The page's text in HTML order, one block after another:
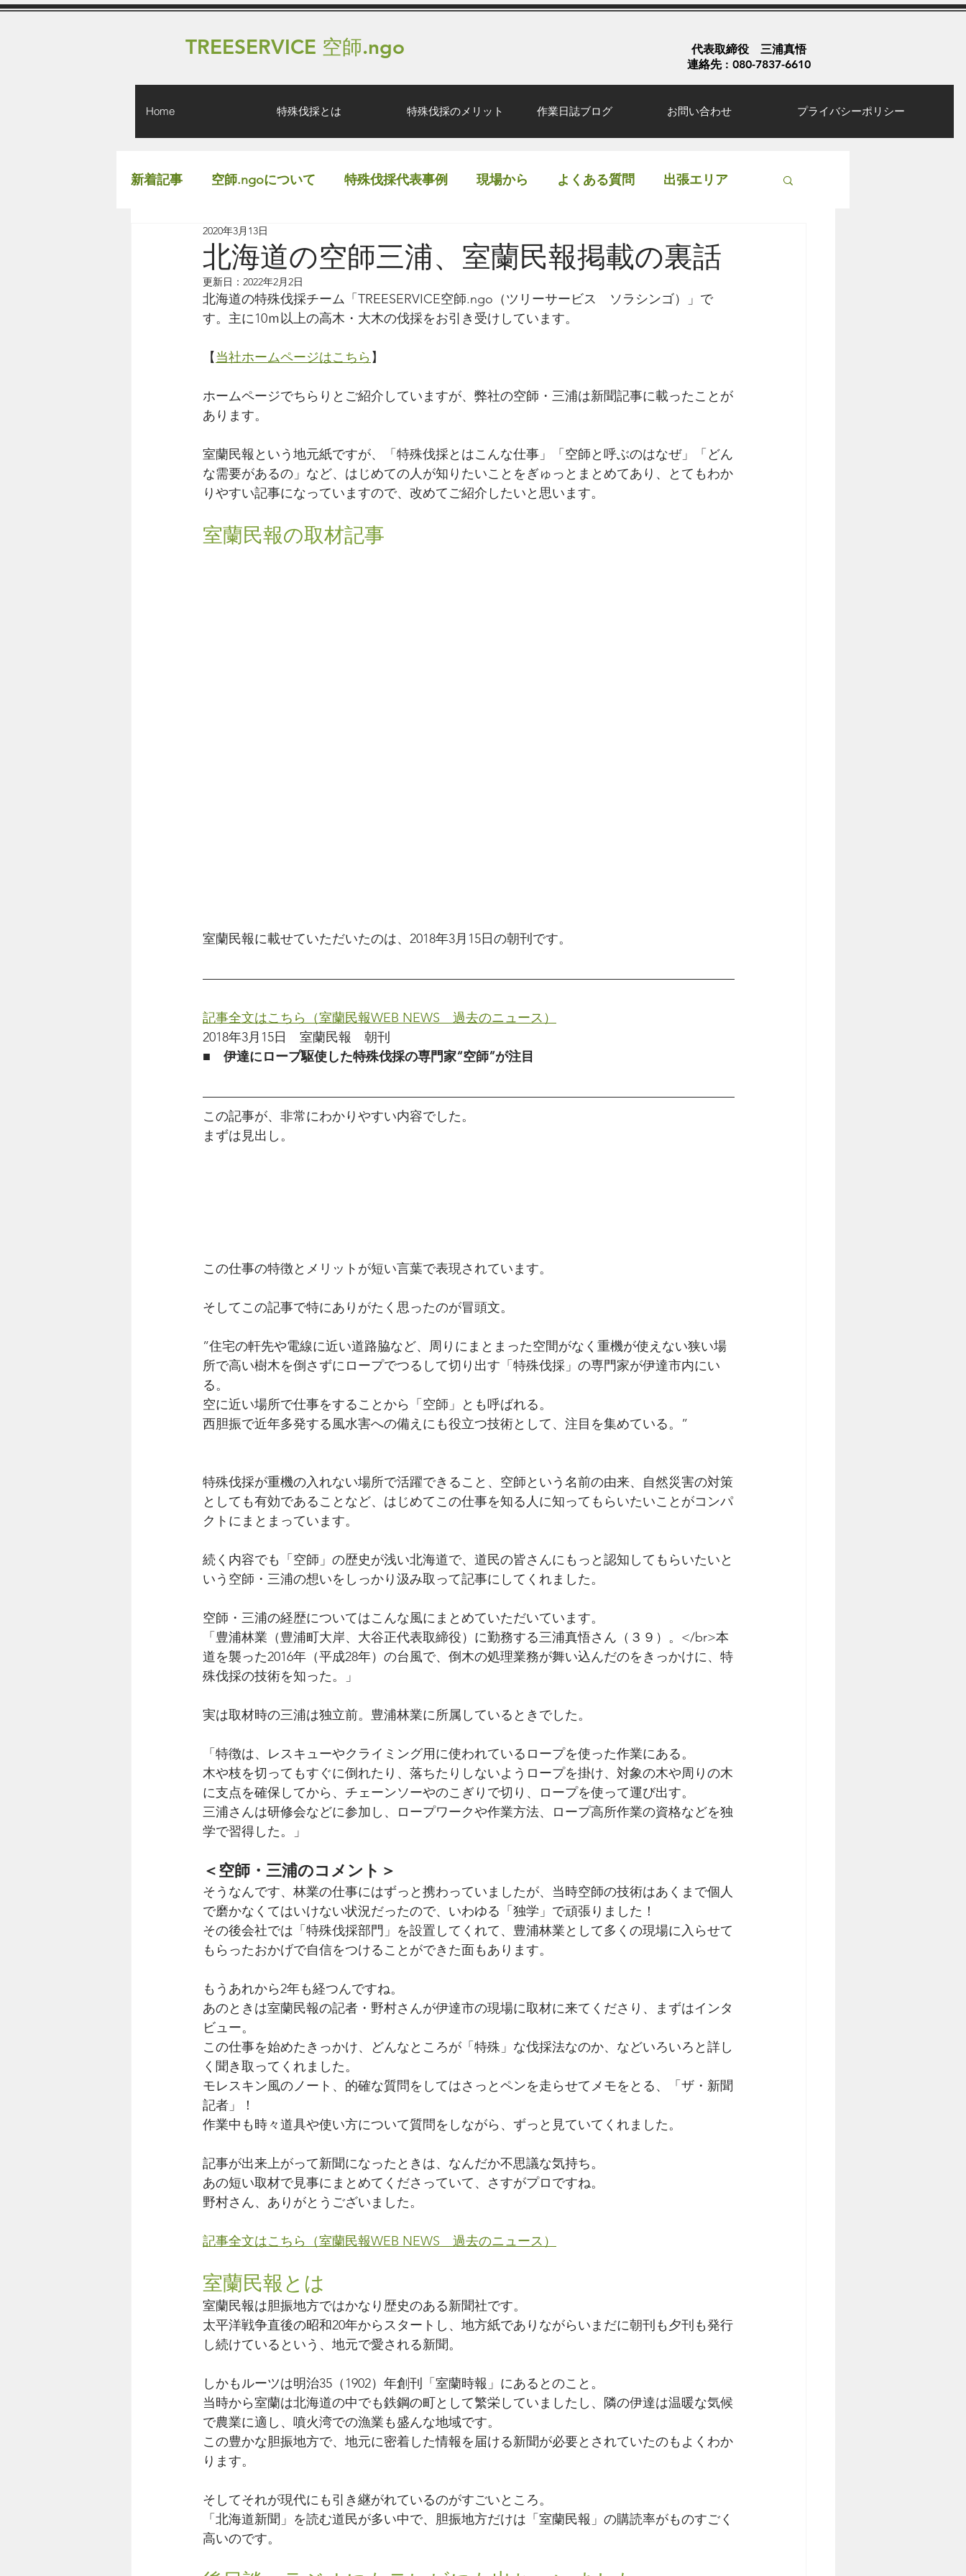
TREESERVICE 空師.ngo
代表取締役 三浦真悟
連絡先 : 080-7837-6610
Home 特殊伐採とは 特殊伐採のメリット 作業日誌ブログ お問い合わせ プライバシーポリシー
新着記事 空師.ngoについて 特殊伐採代表事例 現場から よくある質問 出張エリア
北海道の空師三浦、室蘭民報掲載の裏話
2020年3月13日
更新日： 2022年2月2日
北海道の特殊伐採チーム「TREESERVICE空師.ngo（ツリーサービス　ソラシンゴ）」で
す。主に10ｍ以上の高木・大木の伐採をお引き受けしています。
【当社ホームページはこちら 】
ホームページでちらりとご紹介していますが、弊社の空師・三浦は新聞記事に載ったことが
あります。
室蘭民報という地元紙ですが、「特殊伐採とはこんな仕事」「空師と呼ぶのはなぜ」「どん
な需要があるの」など、はじめての人が知りたいことをぎゅっとまとめてあり、とてもわか
りやすい記事になっていますので、改めてご紹介したいと思います。
室蘭民報の取材記事
室蘭民報に載せていただいたのは、2018年3月15日の朝刊です。
記事全文はこちら（室蘭民報WEB NEWS　過去のニュース）
2018年3月15日　室蘭民報　朝刊
■ 伊達にロープ駆使した特殊伐採の専門家“空師”が注目
この記事が、非常にわかりやすい内容でした。
まずは見出し。
この仕事の特徴とメリットが短い言葉で表現されています。
そしてこの記事で特にありがたく思ったのが冒頭文。
”住宅の軒先や電線に近い道路脇など、周りにまとまった空間がなく重機が使えない狭い場
所で高い樹木を倒さずにロープでつるして切り出す「特殊伐採」の専門家が伊達市内にい
る。
空に近い場所で仕事をすることから「空師」とも呼ばれる。
西胆振で近年多発する風水害への備えにも役立つ技術として、注目を集めている。”
特殊伐採が重機の入れない場所で活躍できること、空師という名前の由来、自然災害の対策
としても有効であることなど、はじめてこの仕事を知る人に知ってもらいたいことがコンパ
クトにまとまっています。
続く内容でも「空師」の歴史が浅い北海道で、道民の皆さんにもっと認知してもらいたいと
いう空師・三浦の想いをしっかり汲み取って記事にしてくれました。
空師・三浦の経歴についてはこんな風にまとめていただいています。
「豊浦林業（豊浦町大岸、大谷正代表取締役）に勤務する三浦真悟さん（３９）。</br>本
道を襲った2016年（平成28年）の台風で、倒木の処理業務が舞い込んだのをきっかけに、特
殊伐採の技術を知った。」
実は取材時の三浦は独立前。豊浦林業に所属しているときでした。
「特徴は、レスキューやクライミング用に使われているロープを使った作業にある。
木や枝を切ってもすぐに倒れたり、落ちたりしないようロープを掛け、対象の木や周りの木
に支点を確保してから、チェーンソーやのこぎりで切り、ロープを使って運び出す。
三浦さんは研修会などに参加し、ロープワークや作業方法、ロープ高所作業の資格などを独
学で習得した。」
＜空師・三浦のコメント＞
そうなんです、林業の仕事にはずっと携わっていましたが、当時空師の技術はあくまで個人
で磨かなくてはいけない状況だったので、いわゆる「独学」で頑張りました！
その後会社では「特殊伐採部門」を設置してくれて、豊浦林業として多くの現場に入らせて
もらったおかげで自信をつけることができた面もあります。
もうあれから2年も経つんですね。
あのときは室蘭民報の記者・野村さんが伊達市の現場に取材に来てくださり、まずはインタ
ビュー。
この仕事を始めたきっかけ、どんなところが「特殊」な伐採法なのか、などいろいろと詳し
く聞き取ってくれました。
モレスキン風のノート、的確な質問をしてはさっとペンを走らせてメモをとる、「ザ・新聞
記者」！
作業中も時々道具や使い方について質問をしながら、ずっと見ていてくれました。
記事が出来上がって新聞になったときは、なんだか不思議な気持ち。
あの短い取材で見事にまとめてくださっていて、さすがプロですね。
野村さん、ありがとうございました。
記事全文はこちら（室蘭民報WEB NEWS　過去のニュース）
室蘭民報とは
室蘭民報は胆振地方ではかなり歴史のある新聞社です。
太平洋戦争直後の昭和20年からスタートし、地方紙でありながらいまだに朝刊も夕刊も発行
し続けているという、地元で愛される新聞。
しかもルーツは明治35（1902）年創刊「室蘭時報」にあるとのこと。
当時から室蘭は北海道の中でも鉄鋼の町として繁栄していましたし、隣の伊達は温暖な気候
で農業に適し、噴火湾での漁業も盛んな地域です。
この豊かな胆振地方で、地元に密着した情報を届ける新聞が必要とされていたのもよくわか
ります。
そしてそれが現代にも引き継がれているのがすごいところ。
「北海道新聞」を読む道民が多い中で、胆振地方だけは「室蘭民報」の購読率がものすごく
高いのです。